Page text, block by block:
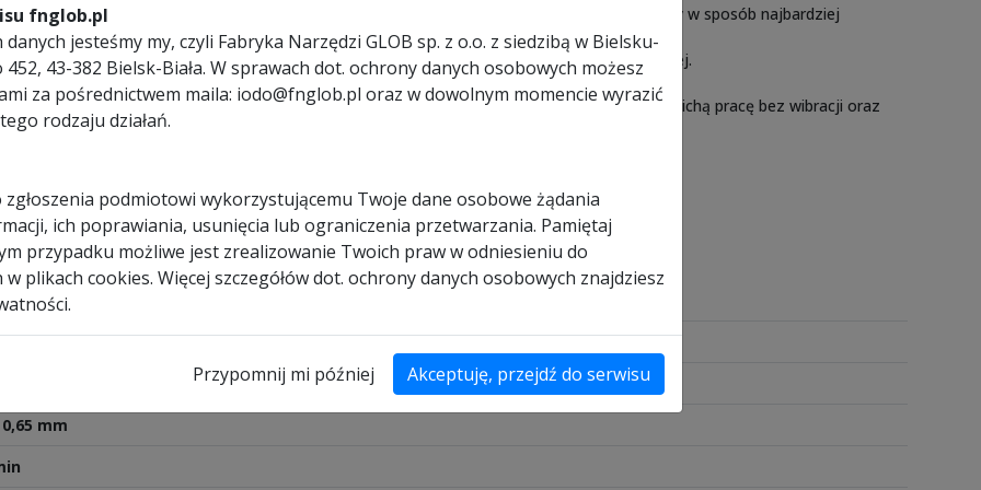
fnglob.pl
jesteśmy my, czyli Fabryka Narzędzi GLOB sp. z o.o. z siedzibą w Bielsku-
452, 43-382 Bielsk-Biała. W sprawach dot. ochrony danych osobowych możesz
za pośrednictwem maila: iodo@fnglob.pl oraz w dowolnym momencie wyrazić
rodzaju działań.
zgłoszenia podmiotowi wykorzystującemu Twoje dane osobowe żądania
ich poprawiania, usunięcia lub ograniczenia przetwarzania. Pamiętaj
przypadku możliwe jest zrealizowanie Twoich praw w odniesieniu do
plikach cookies. Więcej szczegółów dot. ochrony danych osobowych znajdziesz
Przypomnij mi później Akceptuję, przejdź do serwisu
(60 / 80 m/min.). Wybór prędkości pozwala na dostosowanie szybkości przesuwu taśmy w sposób najbardziej
natomiast podstawa wykonana z profilowanej, wytrzymałej na odkształcenia blachy stalowej.
przecinarki.
kątem do 45°. Prowadzenie taśmy za pomocą łożysk kulowych co gwarantuje dokładną i cichą pracę bez wibracji oraz
znajdującego się obok uchwytu ramienia przecinarki.
mm